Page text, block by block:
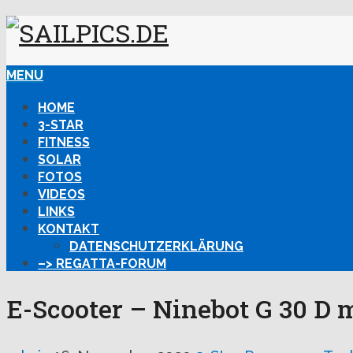
MENU
HOME
3-STAR
FITNESS
SOLAR
FOTOS
VIDEOS
LINKS
KONTAKT
DATENSCHUTZERKLÄRUNG
–> REGATTA-FORUM
E-Scooter – Ninebot G 30 D